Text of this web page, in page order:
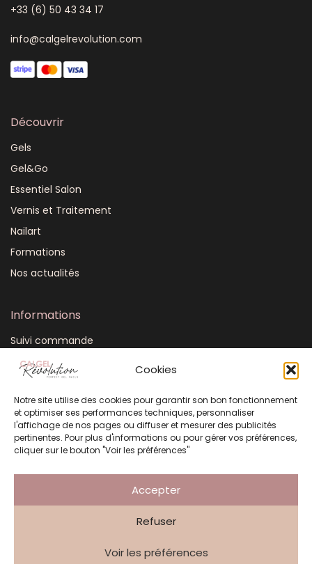
Cookies
Notre site utilise des cookies pour garantir son bon fonctionnement
et optimiser ses performances techniques, personnaliser
l'affichage de nos pages ou diffuser et mesurer des publicités
pertinentes. Pour plus d'informations ou pour gérer vos préférences,
cliquer sur le bouton "Voir les préférences"
Accepter
Refuser
Voir les préférences
+33 (6) 50 43 34 17
info@calgelrevolution.com
Découvrir
Gels
Gel&Go
Essentiel Salon
Vernis et Traitement
Nailart
Formations
Nos actualités
Informations
Suivi commande
Mon compte
CGV
FAQ
Plan du site
Mentions légales